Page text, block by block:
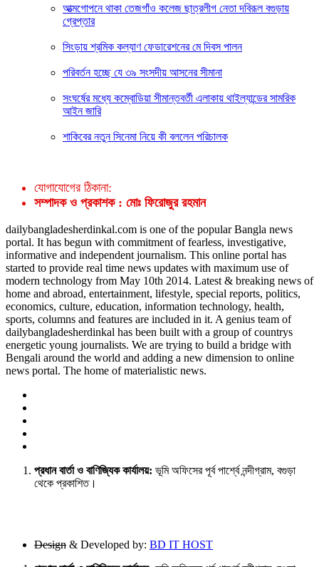
আত্মগোপনে থাকা তেজগাঁও কলেজ ছাত্রলীগ নেতা দবিরূল বগুড়ায়
গ্রেপ্তার
সিংড়ায় শ্রমিক কল্যাণ ফেডারেশনের মে দিবস পালন
পরিবর্তন হচ্ছে যে ৩৯ সংসদীয় আসনের সীমানা
সংঘর্ষের মধ্যে কম্বোডিয়া সীমান্তবর্তী এলাকায় থাইল্যান্ডের সামরিক
আইন জারি
শাকিবের নতুন সিনেমা নিয়ে কী বললেন পরিচালক
যোগাযোগের ঠিকানা:
সম্পাদক ও প্রকাশক : মোঃ ফিরোজুর রহমান
dailybangladesherdinkal.com is one of the popular Bangla news
portal. It has begun with commitment of fearless, investigative,
informative and independent journalism. This online portal has
started to provide real time news updates with maximum use of
modern technology from May 10th 2014. Latest & breaking news of
home and abroad, entertainment, lifestyle, special reports, politics,
economics, culture, education, information technology, health,
sports, columns and features are included in it. A genius team of
dailybangladesherdinkal has been built with a group of countrys
energetic young journalists. We are trying to build a bridge with
Bengali around the world and adding a new dimension to online
news portal. The home of materialistic news.
প্রধান বার্তা ও বাণিজ্যিক কার্যালয়: ভূমি অফিসের পূর্ব পার্শ্বে নন্দীগ্রাম, বগুড়া
থেকে প্রকাশিত।
Design & Developed by: BD IT HOST